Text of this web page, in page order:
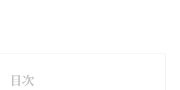
目次